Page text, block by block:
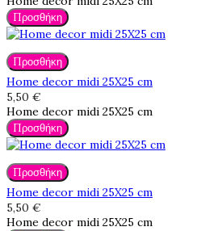
Προσθήκη
Προσθήκη
Home decor midi 25X25 cm
5,50 €
Home decor midi 25X25 cm
Προσθήκη
Προσθήκη
Home decor midi 25X25 cm
5,50 €
Home decor midi 25X25 cm